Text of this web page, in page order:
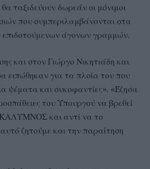
ταξιδεύουν δωρεάν οι μόνιμοι
που συμπεριλαμβάνονται στα
επιδοτούμενων άγονων γραμμών.
και στον Γιώργο Νικητιάδη και
ειπώθηκαν για τα πλοία του που
ψέματα και συκοφαντίες». «Έζησα
του Υπουργού να βρεθεί
ΚΑΛΥΜΝΟΣ και αντί να το
ζητούμε και την παραίτηση